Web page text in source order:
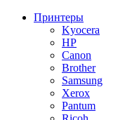
Принтеры
Kyocera
HP
Canon
Brother
Samsung
Xerox
Pantum